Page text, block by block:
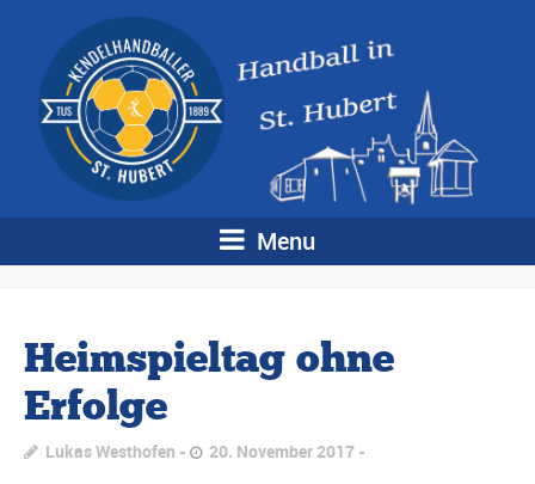
Menu
Heimspieltag ohne
Erfolge
Lukas Westhofen 20. November 2017